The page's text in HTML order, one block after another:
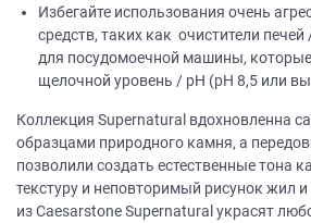
Избегайте использования очень
средств, таких как очистители
для посудомоечной машины,
щелочной уровень / рН (рН 8,5 или
Коллекция Supernatural вдохновленна
образцами природного камня, а
позволили создать естественные тона
текстуру и неповторимый рисунок жил
из Caesarstone Supernatural украсят